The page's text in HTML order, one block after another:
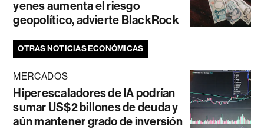
yenes aumenta el riesgo
geopolítico, advierte BlackRock
OTRAS NOTICIAS ECONÓMICAS
MERCADOS
Hiperescaladores de IA podrían
sumar US$2 billones de deuda y
aún mantener grado de inversión